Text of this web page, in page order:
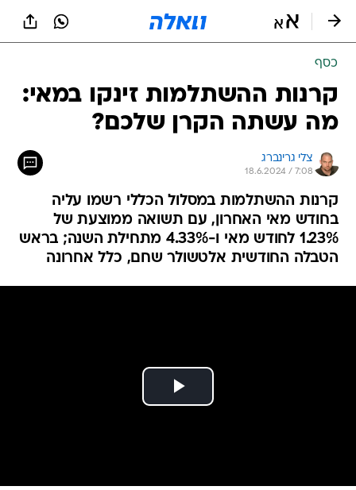
כסף
קרנות ההשתלמות זינקו במאי:
מה עשתה הקרן שלכם?
צלי גרינברג
18.6.2024 / 7:08
קרנות ההשתלמות במסלול הכללי רשמו עליה
בחודש מאי האחרון, עם תשואה ממוצעת של
1.23% לחודש מאי ו-4.33% מתחילת השנה; בראש
הטבלה החודשית אלטשולר שחם, כלל אחרונה